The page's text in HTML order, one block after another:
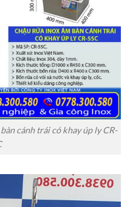
cánh trái có khay úp ly CR-